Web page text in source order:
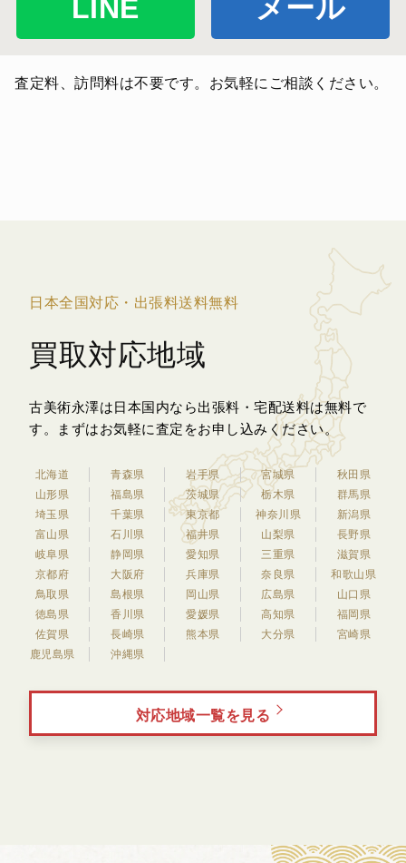
LINE メール
査定料、訪問料は不要です。お気軽にご相談ください。
日本全国対応・出張料送料無料
買取対応地域
古美術永澤は日本国内なら出張料・宅配送料は無料で
す。
まずはお気軽に査定をお申し込みください。
北海道 青森県 岩手県 宮城県
秋田県
山形県
福島県 茨城県 栃木県
群馬県
埼玉県
千葉県 東京都 神奈川県
新潟県
富山県
石川県 福井県 山梨県
長野県
岐阜県
静岡県 愛知県 三重県
滋賀県
京都府
大阪府 兵庫県 奈良県
和歌山県
鳥取県
島根県 岡山県 広島県
山口県
徳島県
香川県 愛媛県 高知県
福岡県
佐賀県
長崎県 熊本県 大分県
宮崎県
鹿児島県
沖縄県
対応地域一覧を見る